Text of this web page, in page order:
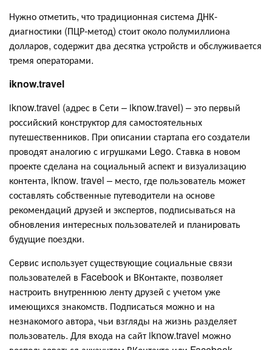
Нужно отметить, что традиционная система ДНК-
диагностики (ПЦР-метод) стоит около полумиллиона
долларов, содержит два десятка устройств и обслуживается
тремя операторами.
iknow.travel
iknow.travel (адрес в Сети – iknow.travel) – это первый
российский конструктор для самостоятельных
путешественников. При описании стартапа его создатели
проводят аналогию с игрушками Lego. Ставка в новом
проекте сделана на социальный аспект и визуализацию
контента, iknow. travel – место, где пользователь может
составлять собственные путеводители на основе
рекомендаций друзей и экспертов, подписываться на
обновления интересных пользователей и планировать
будущие поездки.
Сервис использует существующие социальные связи
пользователей в Facebook и ВКонтакте, позволяет
настроить внутреннюю ленту друзей с учетом уже
имеющихся знакомств. Подписаться можно и на
незнакомого автора, чьи взгляды на жизнь разделяет
пользователь. Для входа на сайт iknow.travel можно